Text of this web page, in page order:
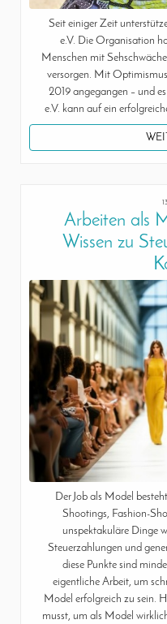
Seit einiger Zeit
e.V. Die Organisation
Menschen mit
versorgen. Mit
2019 angegangen – und
e.V. kann auf ein
Arbeiten als
Wissen zu
Der Job als Model
Shootings, Fashion-
unspektakuläre Dinge
Steuerzahlungen und
diese Punkte sind
eigentliche Arbeit, um
Model erfolgreich zu sein.
musst, um als Model